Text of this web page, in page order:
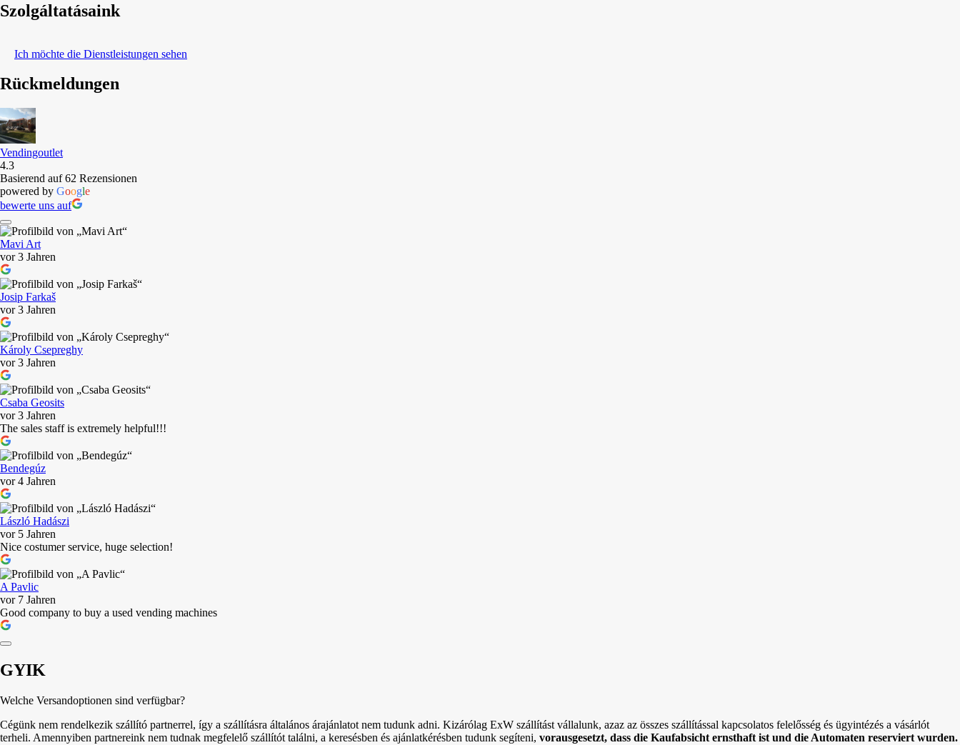
Szolgáltatásaink
Ich möchte die Dienstleistungen sehen
Rückmeldungen
Vendingoutlet
4.3
Basierend auf 62 Rezensionen
powered by Google
bewerte uns auf
Mavi Art
vor 3 Jahren
Josip Farkaš
vor 3 Jahren
Károly Csepreghy
vor 3 Jahren
Csaba Geosits
vor 3 Jahren
The sales staff is extremely helpful!!!
Bendegúz
vor 4 Jahren
László Hadászi
vor 5 Jahren
Nice costumer service, huge selection!
A Pavlic
vor 7 Jahren
Good company to buy a used vending machines
GYIK
Welche Versandoptionen sind verfügbar?
Cégünk nem rendelkezik szállító partnerrel, így a szállításra általános árajánlatot nem tudunk adni. Kizárólag ExW szállítást vállalunk, azaz az összes szállítással kapcsolatos felelősség és ügyintézés a vásárlót
terheli. Amennyiben partnereink nem tudnak megfelelő szállítót találni, a keresésben és ajánlatkérésben tudunk segíteni, vorausgesetzt, dass die Kaufabsicht ernsthaft ist und die Automaten reserviert wurden.